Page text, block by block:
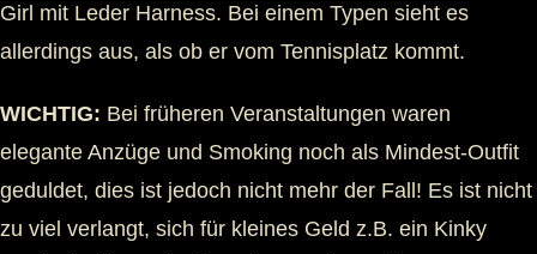
Girl mit Leder Harness. Bei einem Typen sieht es
allerdings aus, als ob er vom Tennisplatz kommt.
WICHTIG: Bei früheren Veranstaltungen waren
elegante Anzüge und Smoking noch als Mindest-Outfit
geduldet, dies ist jedoch nicht mehr der Fall! Es ist nicht
zu viel verlangt, sich für kleines Geld z.B. ein Kinky